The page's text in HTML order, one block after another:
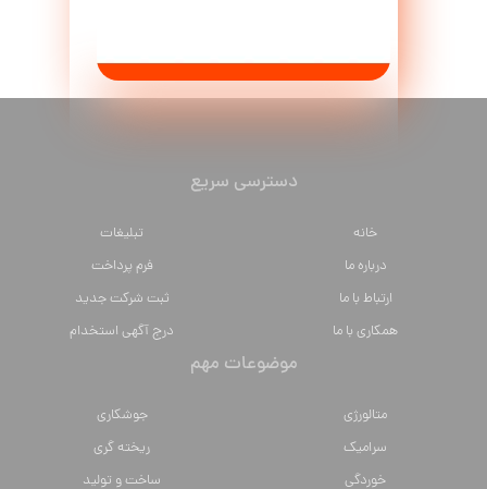
دسترسی سریع
خانه
تبلیغات
درباره ما
فرم پرداخت
ارتباط با ما
ثبت شرکت جدید
همکاری با ما
درج آگهی استخدام
موضوعات مهم
متالورژي
جوشکاری
سراميك
ریخته گری
خوردگی
ساخت و تولید